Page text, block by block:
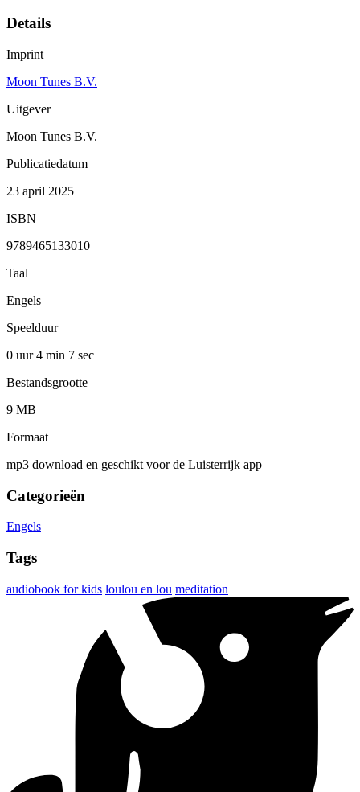
Details
Imprint
Moon Tunes B.V.
Uitgever
Moon Tunes B.V.
Publicatiedatum
23 april 2025
ISBN
9789465133010
Taal
Engels
Speelduur
0 uur 4 min 7 sec
Bestandsgrootte
9 MB
Formaat
mp3 download en geschikt voor de Luisterrijk app
Categorieën
Engels
Tags
audiobook for kids loulou en lou meditation